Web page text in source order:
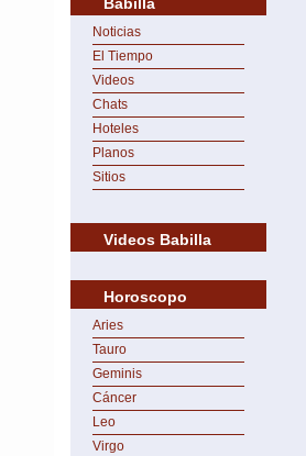
Noticias
El Tiempo
Videos
Chats
Hoteles
Planos
Sitios
Videos Babilla
Horoscopo
Aries
Tauro
Geminis
Cáncer
Leo
Virgo